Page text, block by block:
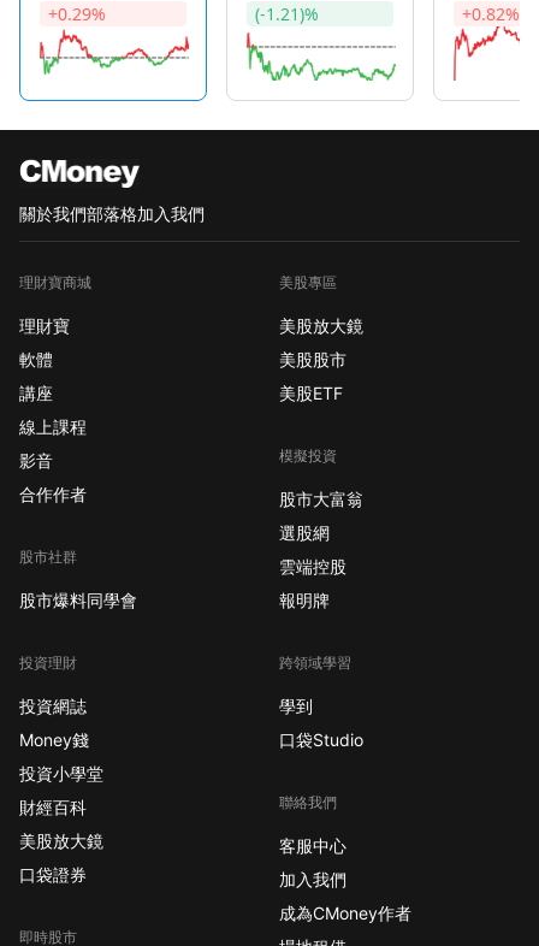
+0.29% (-1.21)% +0.82%
關於我們部落格加入我們
理財寶商城
理財寶
軟體
講座
線上課程
影音
合作作者
股市社群
股市爆料同學會
投資理財
投資網誌
Money錢
投資小學堂
財經百科
美股放大鏡
口袋證券
即時股市
美股專區
美股放大鏡
美股股市
美股ETF
模擬投資
股市大富翁
選股網
雲端控股
報明牌
跨領域學習
學到
口袋Studio
聯絡我們
客服中心
加入我們
成為CMoney作者